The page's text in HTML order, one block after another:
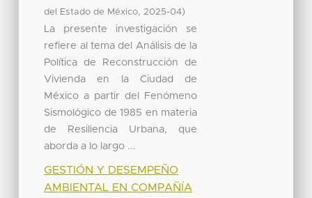
del Estado de México, 2025-04)
La presente investigación se
refiere al tema del Análisis de la
Política de Reconstrucción de
Vivienda en la Ciudad de
México a partir del Fenómeno
Sismológico de 1985 en materia
de Resiliencia Urbana, que
aborda a lo largo ...
GESTIÓN Y DESEMPEÑO
AMBIENTAL EN COMPAÑÍA